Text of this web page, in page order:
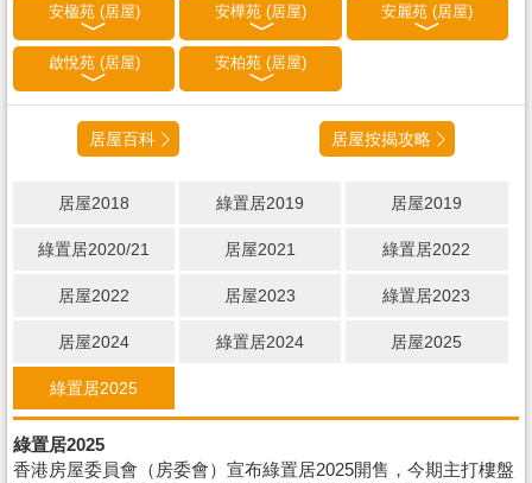
安楹苑 (居屋) 安樺苑 (居屋) 安麗苑 (居屋)
啟悅苑 (居屋) 安柏苑 (居屋)
居屋百科 居屋按揭攻略
居屋2018 綠置居2019 居屋2019
綠置居2020/21 居屋2021 綠置居2022
居屋2022 居屋2023 綠置居2023
居屋2024 綠置居2024 居屋2025
綠置居2025
綠置居2025
香港房屋委員會（房委會）宣布綠置居2025開售，今期主打樓盤